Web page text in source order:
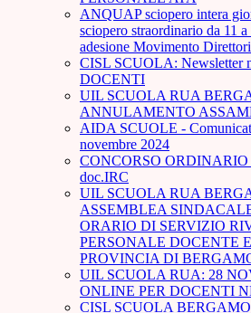
ANQUAP sciopero intera
sciopero straordinario da 11
adesione Movimento
CISL SCUOLA: Newsletter
DOCENTI
UIL SCUOLA RUA
ANNULAMENTO
AIDA SCUOLE -
novembre 2024
CONCORSO
doc.IRC
UIL SCUOLA RUA
ASSEMBLEA
ORARIO DI SERVIZIO
PERSONALE DOCENTE
PROVINCIA DI
UIL SCUOLA RUA: 28
ONLINE PER DOCENTI
CISL SCUOLA BERGAMO